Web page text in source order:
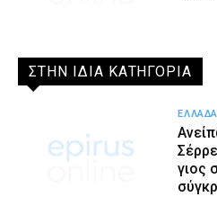
ΣΤΗΝ ΙΔΙΑ ΚΑΤΗΓΟΡΙΑ
γιος
ΕΛΛΑΔΑ